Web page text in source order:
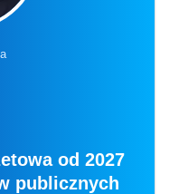
od 2027
publicznych